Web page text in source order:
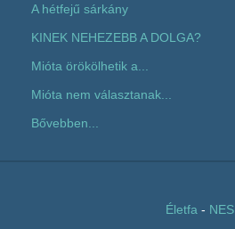
A hétfejű sárkány
KINEK NEHEZEBB A DOLGA?
Mióta örökölhetik a...
Mióta nem választanak...
Bővebben...
Életfa - NES